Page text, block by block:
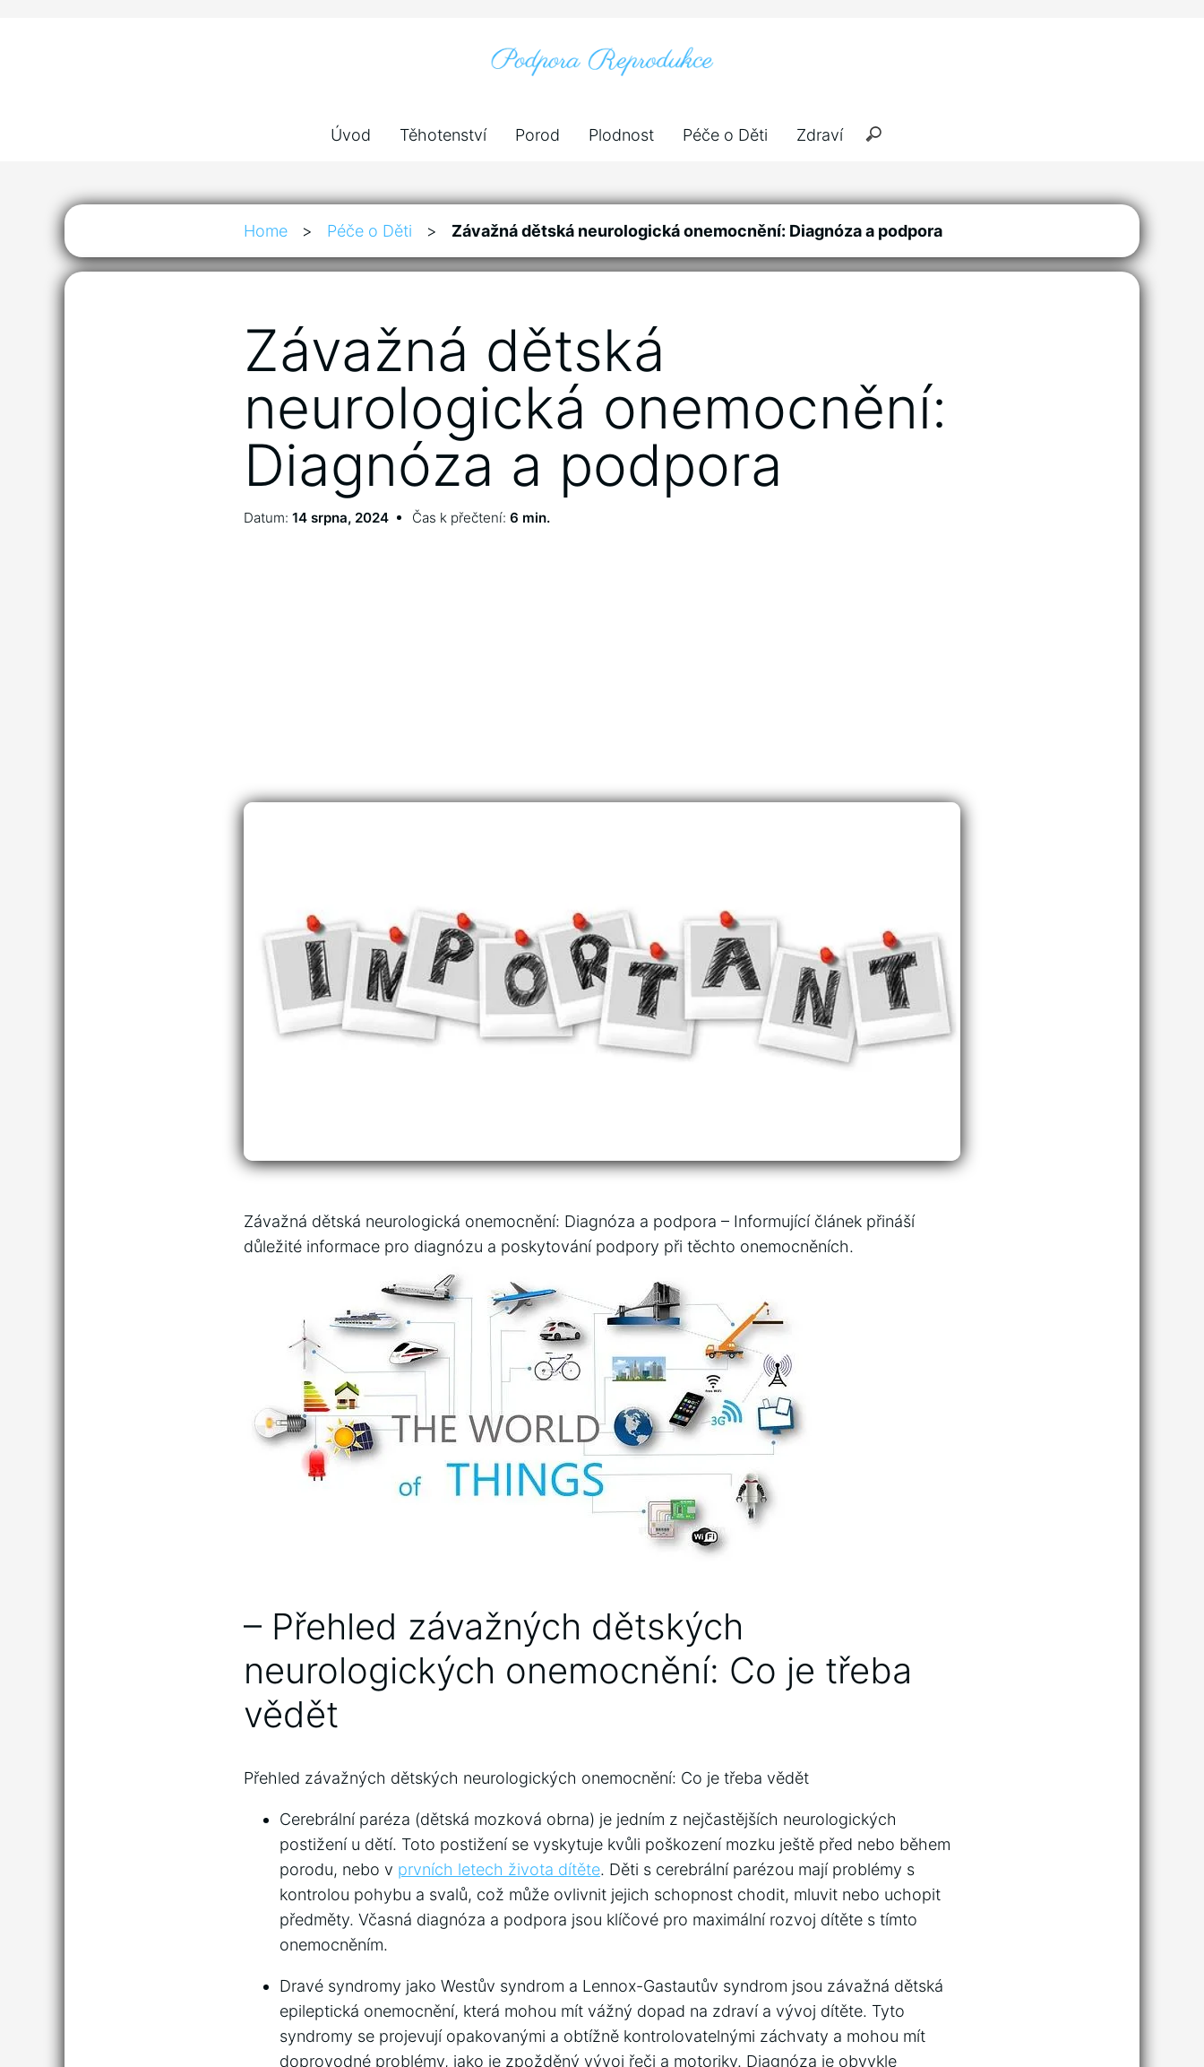
Úvod Těhotenství Porod Plodnost Péče o Děti Zdraví
Home > Péče o Děti > Závažná dětská neurologická onemocnění: Diagnóza a podpora
Závažná dětská
neurologická onemocnění:
Diagnóza a podpora
Datum: 14 srpna, 2024 Čas k přečtení: 6 min.
Závažná dětská‍ neurologická onemocnění: Diagnóza a‍ podpora – Informující ⁣článek přináší
důležité informace pro diagnózu‌ a poskytování podpory při těchto ‌onemocněních.
– Přehled závažných dětských
neurologických onemocnění: Co je třeba
vědět
Přehled závažných dětských neurologických ⁤onemocnění: Co je třeba​ vědět
Cerebrální paréza (dětská ⁤mozková obrna) je jedním z nejčastějších neurologických
postižení u dětí.⁢ Toto‌ postižení se vyskytuje kvůli poškození mozku ještě před nebo během
porodu, nebo v prvních letech života dítěte. Děti s cerebrální parézou mají problémy s
kontrolou pohybu a svalů, což ​může ovlivnit jejich schopnost⁣ chodit,‌ mluvit nebo uchopit
⁣předměty.‌ Včasná ‍diagnóza a podpora jsou‍ klíčové pro maximální rozvoj dítěte s tímto
onemocněním.
Dravé syndromy jako Westův‌ syndrom a Lennox-Gastautův syndrom jsou závažná ⁤dětská
epileptická onemocnění, která mohou mít vážný dopad na zdraví a vývoj dítěte. Tyto
syndromy se projevují⁣ opakovanými a‍ obtížně kontrolovatelnými záchvaty a mohou mít
doprovodné problémy, jako je zpožděný vývoj řeči a motoriky. ‌Diagnóza je obvykle